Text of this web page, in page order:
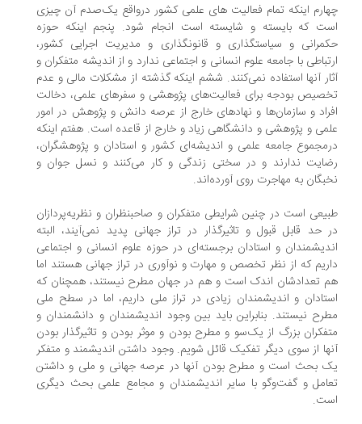
اینکه تمام فعالیت های علمی کشور درواقع یک‌صدم آن چیزی
که بایسته و شایسته است انجام شود. پنجم اینکه حوزه
و سیاستگذاری و قانونگذاری و مدیریت اجرایی کشور،
با جامعه علوم انسانی و اجتماعی ندارد و از اندیشه متفکران و
آنها استفاده نمی‌کنند. ششم اینکه گذشته از مشکلات مالی و عدم
بودجه برای فعالیت‌های پژوهشی و سفرهای علمی، دخالت
و سازمان‌ها و نهادهای خارج از عرصه دانش و پژوهش در امور
و پژوهشی و دانشگاهی زیاد و خارج از قاعده است. هفتم اینکه
جامعه علمی و اندیشه‌ای کشور و استادان و پژوهشگران،
ندارند و در سختی زندگی و کار می‌کنند و نسل جوان و
به مهاجرت روی آورده‌اند.
است در چنین شرایطی متفکران و صاحبنظران و نظریه‌پردازان
حد قابل قبول و تاثیرگذار در تراز جهانی پدید نمی‌آیند، البته
و استادان برجسته‌ای در حوزه علوم انسانی و اجتماعی
که از نظر تخصص و مهارت و نوآوری در تراز جهانی هستند اما
تعدادشان اندک است و هم در جهان مطرح نیستند، همچنان که
و اندیشمندان زیادی در تراز ملی داریم، اما در سطح ملی
نیستند. بنابراین باید بین وجود اندیشمندان و دانشمندان و
بزرگ از یک‌سو و مطرح بودن و موثر بودن و تاثیرگذار بودن
از سوی دیگر تفکیک قائل شویم. وجود داشتن اندیشمند و متفکر
بحث است و مطرح بودن آنها در عرصه جهانی و ملی و داشتن
و گفت‌وگو با سایر اندیشمندان و مجامع علمی بحث دیگری